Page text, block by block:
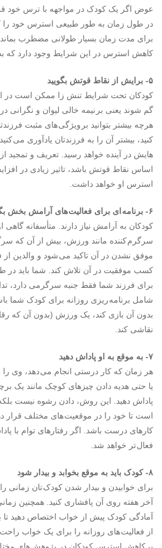
عوض اگر یک کودک در مواجهه با ترس خود
در طول زمان به طور طبیعی استرس خود را
برای مدت زمان بسیار طولانی مضطرب
کاهش استرس در این شرایط وجود دارد که
۵- برایش از نقاط قوتش بگویید
کودکان تحت شرایط تنش زا ممکن است در
گم شوند یعنی بر نیمه خالی لیوان و نگرانی
هرچه بیشتر بتوانید بر ویژگی های مثبت
کنید، بیشتر آن را به فرزندتان یادآوری می
هایش در آینده خواهد رسید. تعریف و تمجید از
اساس نقاط قوتش باشد، تاثیر زیادی در
استرس او خواهد داشت.
۶- برنامه ای برای فعالیت های آرامش بخش بگذارید
کودکان به آرامش نیاز دارند. متأسفانه
سرگرم کننده مانند ورزش، بیش از آن که
موفق نشدن در آن تاکید می شود و والدین از
کسب موفقیت در آن تلاش کند. شما باید در
برای فرزند شما فقط جنبه سرگرمی دارد،
شامل برنامه ریزی روزانه برای کودک شما
بدون آن بازی کند، یک ورزش (بدون آن که
نقاشی کند.
۷- به موقع به او پاداش دهید
هر زمان که کار درستی انجام می دهد، وی
یا حتی هدیه دادن چیزهای کوچک مانند یک
پاداش دهید. این روش، دادن رشوه نیست بلکه
است تا خود را در موقعیت های مختلف قرار
کارهای درست باشد. اگر رفتارهای توام با
فعال تر خواهد شد.
۸- کودک باید به موقع بخوابد و بیدار شود
برای خوابیدن و بیدار شدن کودک تان
آمادگی کودک پیش از خواب اختصاص دهید تا
از فعالیت های روزانه را برای یک خواب راحت